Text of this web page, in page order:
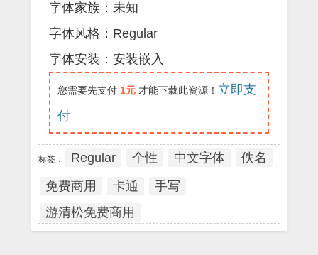
字体家族：未知
字体风格：Regular
字体安装：安装嵌入
您需要先支付 1元 才能下载此资源！ 立即支
付
标签： Regular 个性 中文字体
佚名
免费商用
卡通
手写
游清松免费商用